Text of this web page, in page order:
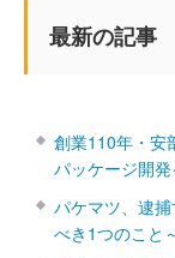
最新の記事
創業110年・安
パッケージ開
パケマツ、逮
べき1つのこと